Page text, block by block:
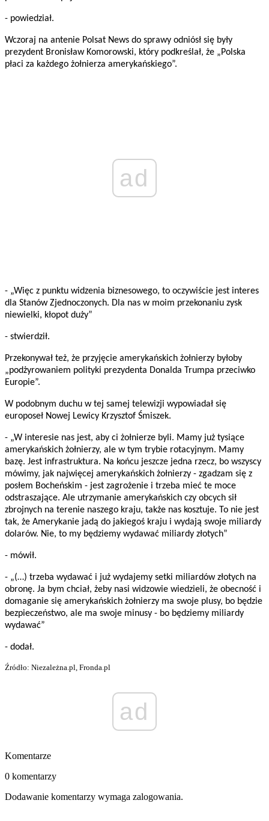
- powiedział.
Wczoraj na antenie Polsat News do sprawy odniósł się były
prezydent Bronisław Komorowski, który podkreślał, że „Polska
płaci za każdego żołnierza amerykańskiego”.
ad
- „Więc z punktu widzenia biznesowego, to oczywiście jest interes
dla Stanów Zjednoczonych. Dla nas w moim przekonaniu zysk
niewielki, kłopot duży”
- stwierdził.
Przekonywał też, że przyjęcie amerykańskich żołnierzy byłoby
„podżyrowaniem polityki prezydenta Donalda Trumpa przeciwko
Europie”.
W podobnym duchu w tej samej telewizji wypowiadał się
europoseł Nowej Lewicy Krzysztof Śmiszek.
- „W interesie nas jest, aby ci żołnierze byli. Mamy już tysiące
amerykańskich żołnierzy, ale w tym trybie rotacyjnym. Mamy
bazę. Jest infrastruktura. Na końcu jeszcze jedna rzecz, bo wszyscy
mówimy, jak najwięcej amerykańskich żołnierzy - zgadzam się z
posłem Bocheńskim - jest zagrożenie i trzeba mieć te moce
odstraszające. Ale utrzymanie amerykańskich czy obcych sił
zbrojnych na terenie naszego kraju, także nas kosztuje. To nie jest
tak, że Amerykanie jadą do jakiegoś kraju i wydają swoje miliardy
dolarów. Nie, to my będziemy wydawać miliardy złotych”
- mówił.
- „(…) trzeba wydawać i już wydajemy setki miliardów złotych na
obronę. Ja bym chciał, żeby nasi widzowie wiedzieli, że obecność i
domaganie się amerykańskich żołnierzy ma swoje plusy, bo będzie
bezpieczeństwo, ale ma swoje minusy - bo będziemy miliardy
wydawać”
- dodał.
Źródło: Niezależna.pl, Fronda.pl
ad
Komentarze
0 komentarzy
Dodawanie komentarzy wymaga zalogowania.